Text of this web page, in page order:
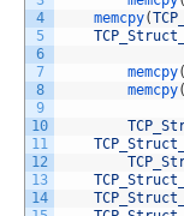
4
5
6
7
8
9
10
11
12
13
14
memcpy(
memcpy(
memcpy(